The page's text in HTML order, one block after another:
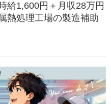
給1,600円＋月収28万円
熱処理工場の製造補助